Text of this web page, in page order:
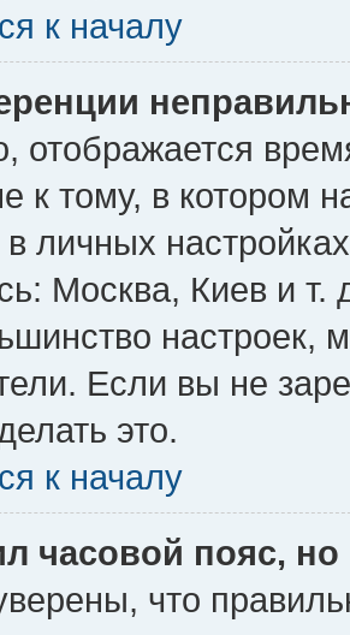
к началу
отображается
к тому, в котором
личных
Москва, Киев и т.
настроек,
Если вы не
это.
к началу
часовой пояс,
что